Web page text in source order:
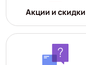
Акции и скидки